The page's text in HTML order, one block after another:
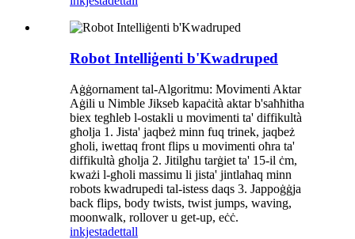
Robot Intelliġenti b'Kwadruped
Aġġornament tal-Algoritmu: Movimenti Aktar
Aġili u Nimble Jikseb kapaċità aktar b'saħħitha
biex tegħleb l-ostakli u movimenti ta' diffikultà
għolja 1. Jista' jaqbeż minn fuq trinek, jaqbeż
għoli, iwettaq front flips u movimenti oħra ta'
diffikultà għolja 2. Jitilgħu tarġiet ta' 15-il ċm,
kważi l-għoli massimu li jista' jintlaħaq minn
robots kwadrupedi tal-istess daqs 3. Jappoġġja
back flips, body twists, twist jumps, waving,
moonwalk, rollover u get-up, eċċ.
inkjestadettall